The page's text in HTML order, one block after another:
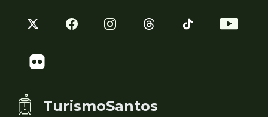
TurismoSantos